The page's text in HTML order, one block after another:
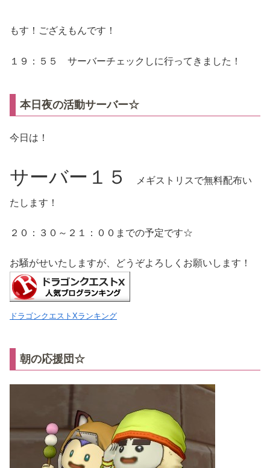
もす！ござえもんです！
１９：５５ サーバーチェックしに行ってきました！
本日夜の活動サーバー☆
今日は！
サーバー１５ メギストリスで無料配布い
たします！
２０：３０～２１：００までの予定です☆
お騒がせいたしますが、どうぞよろしくお願いします！
ドラゴンクエストXランキング
朝の応援団☆